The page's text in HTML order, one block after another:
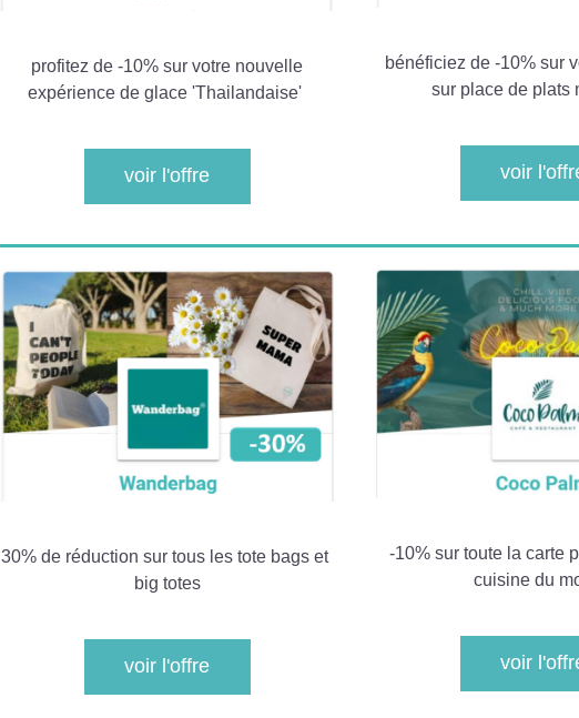
profitez de -10% sur votre nouvelle
expérience de glace 'Thailandaise'
voir l'offre
bénéficiez de -10% sur
sur place de plats
voir
30% de réduction sur tous les tote bags et
big totes
voir l'offre
-10% sur toute la carte
cuisine du
voir